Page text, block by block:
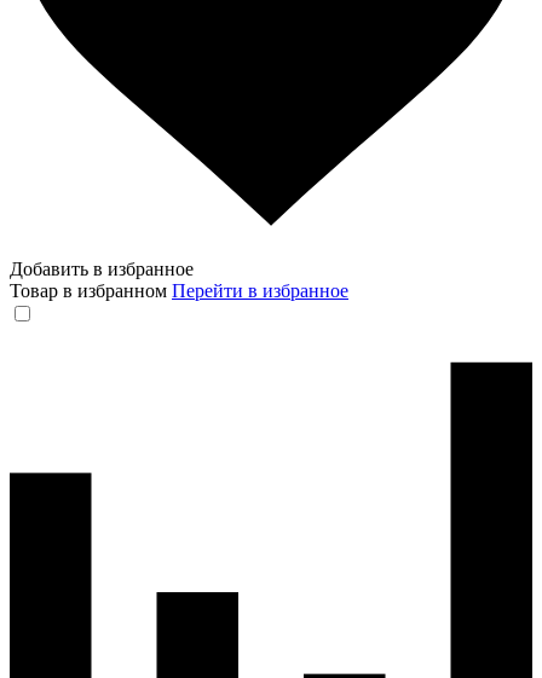
Добавить в избранное
Товар в избранном Перейти в избранное